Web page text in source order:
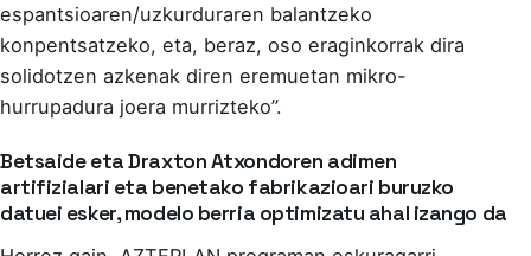
espantsioaren/uzkurduraren balantzeko
konpentsatzeko, eta, beraz, oso eraginkorrak dira
solidotzen azkenak diren eremuetan mikro-
hurrupadura joera murrizteko”.
Betsaide eta Draxton Atxondoren adimen
artifizialari eta benetako fabrikazioari buruzko
datuei esker, modelo berria optimizatu ahal izango da